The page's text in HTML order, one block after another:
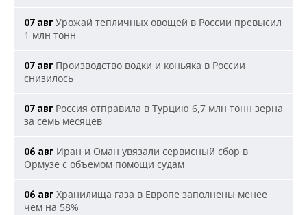
07 авг Урожай тепличных овощей в России превысил
1 млн тонн
07 авг Производство водки и коньяка в России
снизилось
07 авг Россия отправила в Турцию 6,7 млн тонн зерна
за семь месяцев
06 авг Иран и Оман увязали сервисный сбор в
Ормузе с объемом помощи судам
06 авг Хранилища газа в Европе заполнены менее
чем на 58%